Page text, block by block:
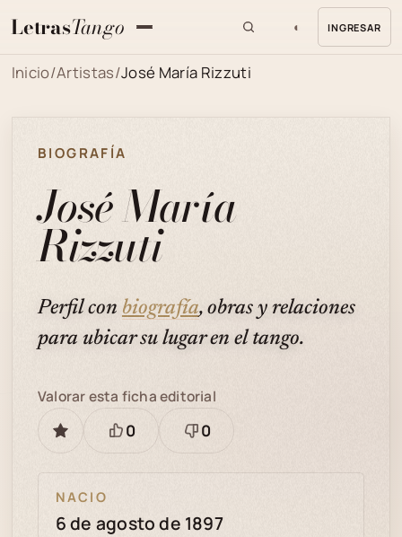
LetrasTango ◐ INGRESAR
Inicio/Artistas/José María Rizzuti
BIOGRAFÍA
José María
Rizzuti
Perfil con biografía, obras y relaciones
para ubicar su lugar en el tango.
GUARDAR
Valorar esta ficha editorial
Está
0
Necesita
0
NACIO
6 de agosto de 1897